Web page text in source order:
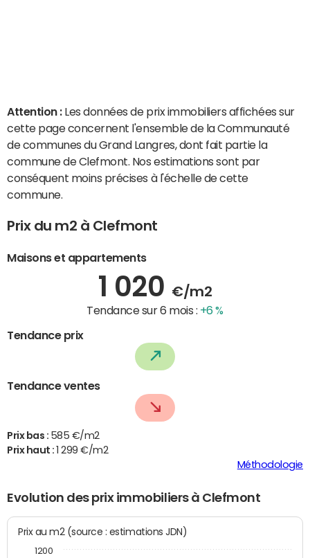
Attention : Les données de prix immobiliers affichées sur
cette page concernent l'ensemble de la Communauté
de communes du Grand Langres, dont fait partie la
commune de Clefmont. Nos estimations sont par
conséquent moins précises à l'échelle de cette
commune.
Prix du m2 à Clefmont
Maisons et appartements
1 020 €/m2
Tendance sur 6 mois : +6 %
Tendance prix
Tendance ventes
Prix bas : 585 €/m2
Prix haut :
1 299 €/m2
Méthodologie
Evolution des prix immobiliers à Clefmont
Prix au m2 (source : estimations JDN)
1200